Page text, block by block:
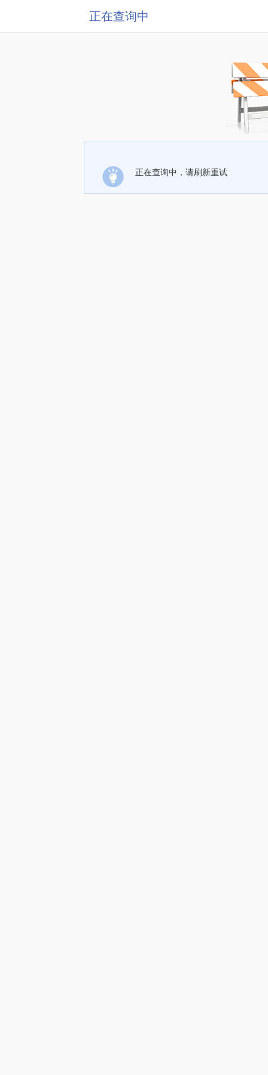
正在查询中
正在查询中，请刷新重试